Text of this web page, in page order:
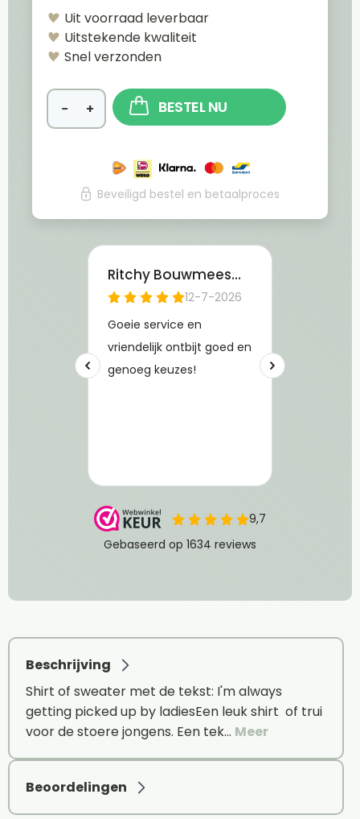
Uit voorraad leverbaar
Uitstekende kwaliteit
Snel verzonden
− + BESTEL NU
Beveiligd bestel en betaalproces
Beschrijving
Shirt of sweater met de tekst: I'm always
getting picked up by ladiesEen leuk shirt of trui
voor de stoere jongens. Een tek… Meer
Beoordelingen